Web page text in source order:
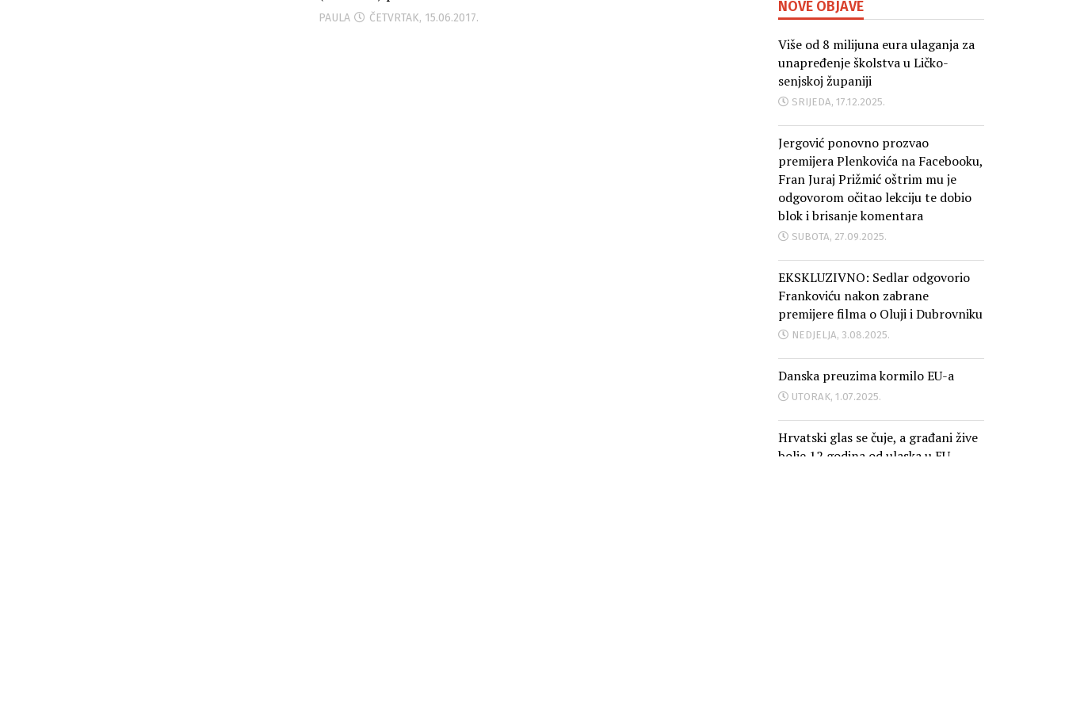
PAULA ČETVRTAK, 15.06.2017.
NOVE OBJAVE
Više od 8 milijuna eura ulaganja za
unapređenje školstva u Ličko-
senjskoj županiji
SRIJEDA, 17.12.2025.
Jergović ponovno prozvao
premijera Plenkovića na Facebooku,
Fran Juraj Prižmić oštrim mu je
odgovorom očitao lekciju te dobio
blok i brisanje komentara
SUBOTA, 27.09.2025.
EKSKLUZIVNO: Sedlar odgovorio
Frankoviću nakon zabrane
premijere filma o Oluji i Dubrovniku
NEDJELJA, 3.08.2025.
Danska preuzima kormilo EU-a
UTORAK, 1.07.2025.
Hrvatski glas se čuje, a građani žive
bolje 12 godina od ulaska u EU